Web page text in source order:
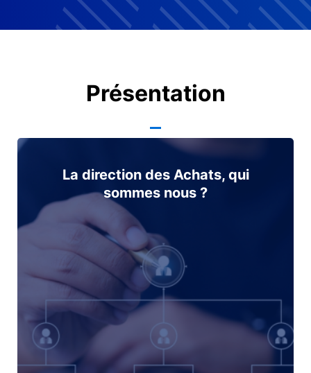
Présentation
La direction des Achats, qui
sommes nous ?